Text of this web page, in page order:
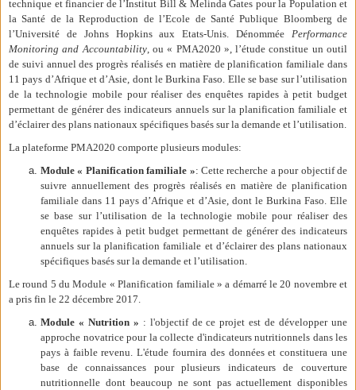
technique et financier de l’Institut Bill & Melinda Gates pour la Population et
la Santé de la Reproduction de l’Ecole de Santé Publique Bloomberg de
l’Université de Johns Hopkins aux Etats-Unis. Dénommée Performance
Monitoring and Accountability, ou « PMA2020 », l’étude constitue un outil
de suivi annuel des progrès réalisés en matière de planification familiale dans
11 pays d’Afrique et d’Asie, dont le Burkina Faso. Elle se base sur l’utilisation
de la technologie mobile pour réaliser des enquêtes rapides à petit budget
permettant de générer des indicateurs annuels sur la planification familiale et
d’éclairer des plans nationaux spécifiques basés sur la demande et l’utilisation.
La plateforme PMA2020 comporte plusieurs modules:
Module « Planification familiale »: Cette recherche a pour objectif de
suivre annuellement des progrès réalisés en matière de planification
familiale dans 11 pays d’Afrique et d’Asie, dont le Burkina Faso. Elle
se base sur l’utilisation de la technologie mobile pour réaliser des
enquêtes rapides à petit budget permettant de générer des indicateurs
annuels sur la planification familiale et d’éclairer des plans nationaux
spécifiques basés sur la demande et l’utilisation.
Le round 5 du Module « Planification familiale » a démarré le 20 novembre et
a pris fin le 22 décembre 2017.
Module « Nutrition » : l'objectif de ce projet est de développer une
approche novatrice pour la collecte d'indicateurs nutritionnels dans les
pays à faible revenu. L'étude fournira des données et constituera une
base de connaissances pour plusieurs indicateurs de couverture
nutritionnelle dont beaucoup ne sont pas actuellement disponibles